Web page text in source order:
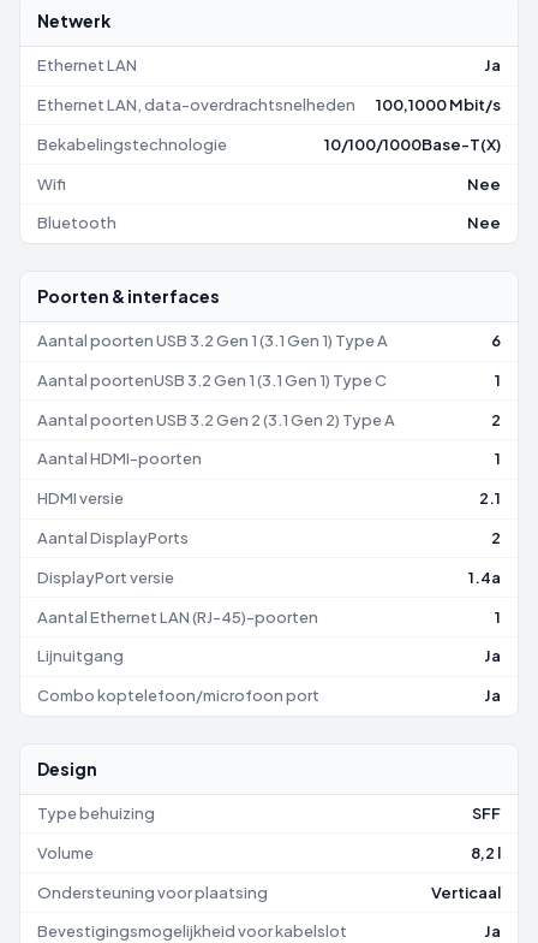
Netwerk
Ethernet LAN Ja
Ethernet LAN, data-overdrachtsnelheden 100,1000 Mbit/s
Bekabelingstechnologie 10/100/1000Base-T(X)
Wifi Nee
Bluetooth Nee
Poorten & interfaces
Aantal poorten USB 3.2 Gen 1 (3.1 Gen 1) Type A 6
Aantal poortenUSB 3.2 Gen 1 (3.1 Gen 1) Type C 1
Aantal poorten USB 3.2 Gen 2 (3.1 Gen 2) Type A 2
Aantal HDMI-poorten 1
HDMI versie 2.1
Aantal DisplayPorts 2
DisplayPort versie 1.4a
Aantal Ethernet LAN (RJ-45)-poorten 1
Lijnuitgang Ja
Combo koptelefoon/microfoon port Ja
Design
Type behuizing SFF
Volume 8,2 l
Ondersteuning voor plaatsing Verticaal
Bevestigingsmogelijkheid voor kabelslot Ja